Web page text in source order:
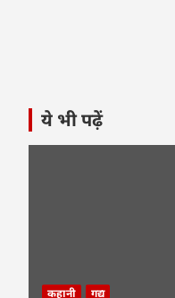
ये भी पढ़ें
कहानी गद्य